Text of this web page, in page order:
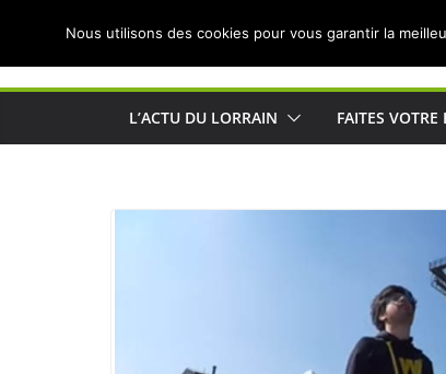
Actualités de Lorraine pour les Lorrains
L’ACTU DU LORRAIN FAITES VOTRE
Nous utilisons des cookies pour vous garantir la